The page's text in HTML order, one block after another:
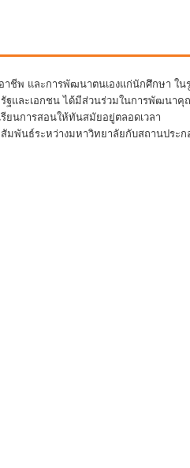
าชีพ และการพัฒนาตนเองแก่นักศึกษา ใ
รัฐและเอกชน ได้มีส่วนร่วมในการพัฒน
ยนการสอนให้ทันสมัยอยู่ตลอดเวลา
สัมพันธ์ระหว่างมหาวิทยาลัยกับสถานปร